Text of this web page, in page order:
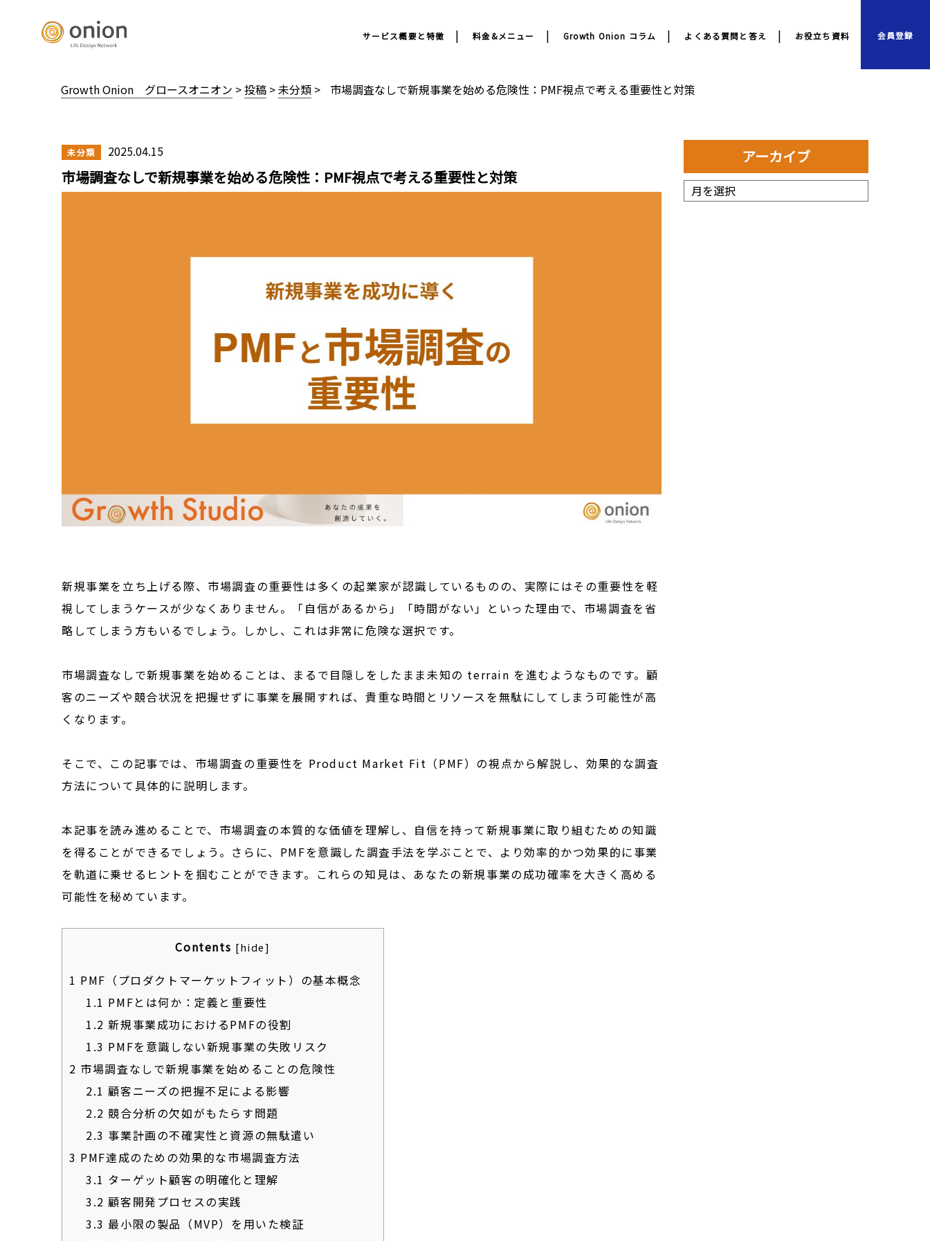
サービス概要と特徴 料金&メニュー Growth Onion コラム よくある質問と答え お役立ち資料 会員登録
Growth Onion グロースオニオン >投稿 >未分類 > 市場調査なしで新規事業を始める危険性：PMF視点で考える重要性と対策
未分類 2025.04.15
市場調査なしで新規事業を始める危険性：PMF視点で考える重要性と対策
新規事業を立ち上げる際、市場調査の重要性は多くの起業家が認識しているものの、実際にはその重要性を軽
視してしまうケースが少なくありません。「自信があるから」「時間がない」といった理由で、市場調査を省
略してしまう方もいるでしょう。しかし、これは非常に危険な選択です。
市場調査なしで新規事業を始めることは、まるで目隠しをしたまま未知の terrain を進むようなものです。顧
客のニーズや競合状況を把握せずに事業を展開すれば、貴重な時間とリソースを無駄にしてしまう可能性が高
くなります。
そこで、この記事では、市場調査の重要性を Product Market Fit（PMF）の視点から解説し、効果的な調査
方法について具体的に説明します。
本記事を読み進めることで、市場調査の本質的な価値を理解し、自信を持って新規事業に取り組むための知識
を得ることができるでしょう。さらに、PMFを意識した調査手法を学ぶことで、より効率的かつ効果的に事業
を軌道に乗せるヒントを掴むことができます。これらの知見は、あなたの新規事業の成功確率を大きく高める
可能性を秘めています。
Contents [hide]
1 PMF（プロダクトマーケットフィット）の基本概念
1.1 PMFとは何か：定義と重要性
1.2 新規事業成功におけるPMFの役割
1.3 PMFを意識しない新規事業の失敗リスク
2 市場調査なしで新規事業を始めることの危険性
2.1 顧客ニーズの把握不足による影響
2.2 競合分析の欠如がもたらす問題
2.3 事業計画の不確実性と資源の無駄遣い
3 PMF達成のための効果的な市場調査方法
3.1 ターゲット顧客の明確化と理解
3.2 顧客開発プロセスの実践
3.3 最小限の製品（MVP）を用いた検証
アーカイブ